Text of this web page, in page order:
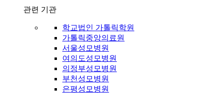
관련 기관
학교법인 가톨릭학원
가톨릭중앙의료원
서울성모병원
여의도성모병원
의정부성모병원
부천성모병원
은평성모병원